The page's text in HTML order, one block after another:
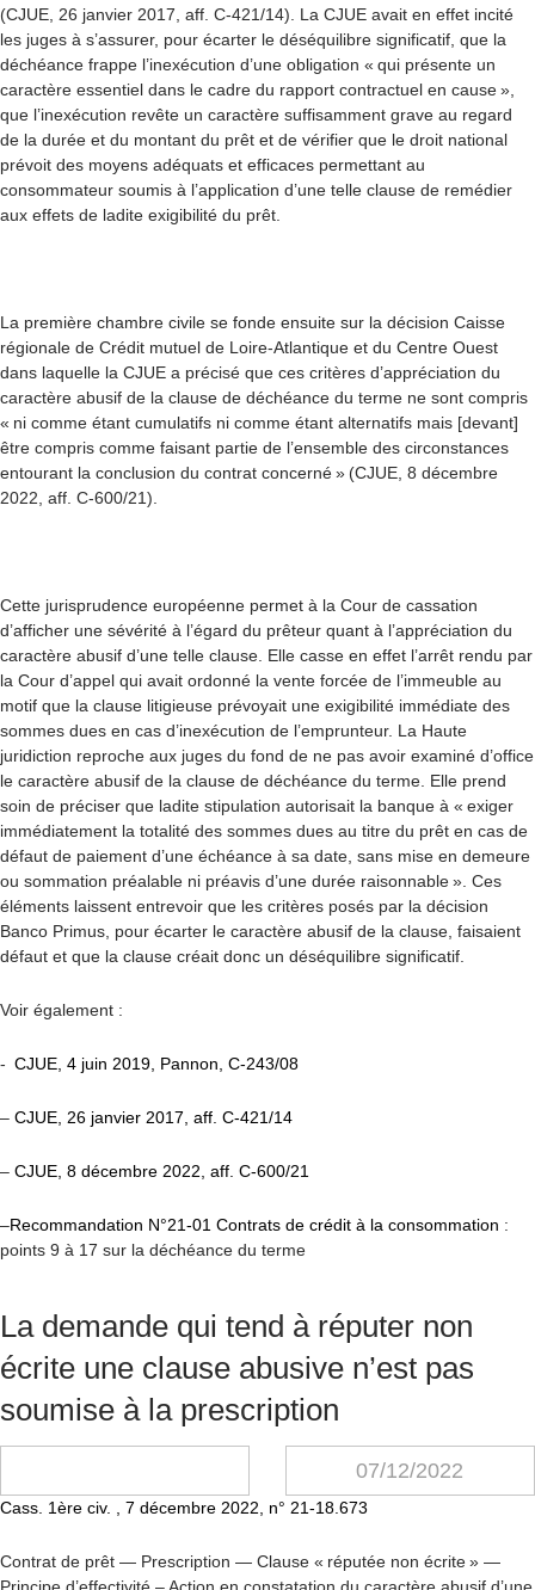
(CJUE, 26 janvier 2017, aff. C-421/14). La CJUE avait en effet incité
les juges à s’assurer, pour écarter le déséquilibre significatif, que la
déchéance frappe l’inexécution d’une obligation « qui présente un
caractère essentiel dans le cadre du rapport contractuel en cause »,
que l’inexécution revête un caractère suffisamment grave au regard
de la durée et du montant du prêt et de vérifier que le droit national
prévoit des moyens adéquats et efficaces permettant au
consommateur soumis à l’application d’une telle clause de remédier
aux effets de ladite exigibilité du prêt.
La première chambre civile se fonde ensuite sur la décision Caisse
régionale de Crédit mutuel de Loire-Atlantique et du Centre Ouest
dans laquelle la CJUE a précisé que ces critères d’appréciation du
caractère abusif de la clause de déchéance du terme ne sont compris
« ni comme étant cumulatifs ni comme étant alternatifs mais [devant]
être compris comme faisant partie de l’ensemble des circonstances
entourant la conclusion du contrat concerné » (CJUE, 8 décembre
2022, aff. C-600/21).
Cette jurisprudence européenne permet à la Cour de cassation
d’afficher une sévérité à l’égard du prêteur quant à l’appréciation du
caractère abusif d’une telle clause. Elle casse en effet l’arrêt rendu par
la Cour d’appel qui avait ordonné la vente forcée de l’immeuble au
motif que la clause litigieuse prévoyait une exigibilité immédiate des
sommes dues en cas d’inexécution de l’emprunteur. La Haute
juridiction reproche aux juges du fond de ne pas avoir examiné d’office
le caractère abusif de la clause de déchéance du terme. Elle prend
soin de préciser que ladite stipulation autorisait la banque à « exiger
immédiatement la totalité des sommes dues au titre du prêt en cas de
défaut de paiement d’une échéance à sa date, sans mise en demeure
ou sommation préalable ni préavis d’une durée raisonnable ». Ces
éléments laissent entrevoir que les critères posés par la décision
Banco Primus, pour écarter le caractère abusif de la clause, faisaient
défaut et que la clause créait donc un déséquilibre significatif.
Voir également :
- CJUE, 4 juin 2019, Pannon, C-243/08
– CJUE, 26 janvier 2017, aff. C-421/14
– CJUE, 8 décembre 2022, aff. C-600/21
–Recommandation N°21-01 Contrats de crédit à la consommation :
points 9 à 17 sur la déchéance du terme
La demande qui tend à réputer non
écrite une clause abusive n’est pas
soumise à la prescription
07/12/2022
Cass. 1ère civ. , 7 décembre 2022, n° 21-18.673
Contrat de prêt — Prescription — Clause « réputée non écrite » —